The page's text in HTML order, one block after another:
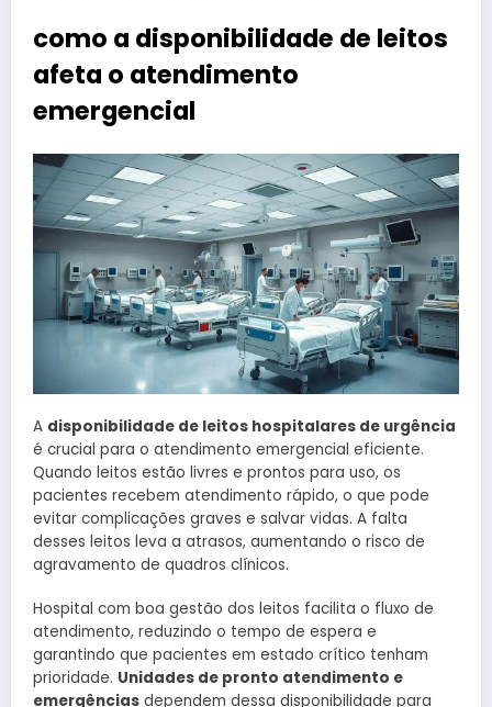
como a disponibilidade de leitos
afeta o atendimento
emergencial
A disponibilidade de leitos hospitalares de urgência
é crucial para o atendimento emergencial eficiente.
Quando leitos estão livres e prontos para uso, os
pacientes recebem atendimento rápido, o que pode
evitar complicações graves e salvar vidas. A falta
desses leitos leva a atrasos, aumentando o risco de
agravamento de quadros clínicos.
Hospital com boa gestão dos leitos facilita o fluxo de
atendimento, reduzindo o tempo de espera e
garantindo que pacientes em estado crítico tenham
prioridade. Unidades de pronto atendimento e
emergências dependem dessa disponibilidade para